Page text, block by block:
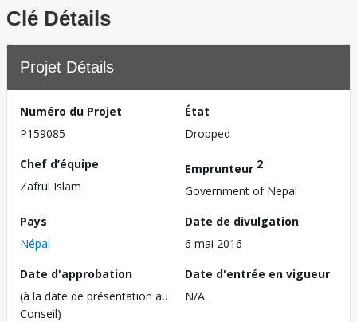
Clé Détails
Projet Détails
Numéro du Projet
P159085
État
Dropped
Chef d’équipe
Zafrul Islam
Emprunteur 2
Government of Nepal
Pays
Népal
Date de divulgation
6 mai 2016
Date d'approbation
(à la date de présentation au
Conseil)
Date d'entrée en vigueur
N/A